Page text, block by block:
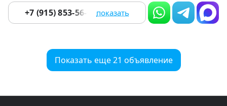
+7 (915) 853-56-65 показать
Показать еще 21 объявление